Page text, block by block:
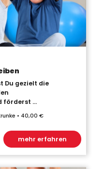
Du gezielt die
förderst ...
• 40,00 €
mehr erfahren